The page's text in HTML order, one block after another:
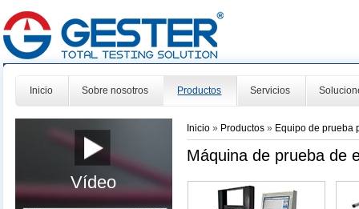
Inicio Sobre nosotros Productos Servicios
Vídeo
Inicio » Productos» Equipo de prueba
Máquina de prueba de